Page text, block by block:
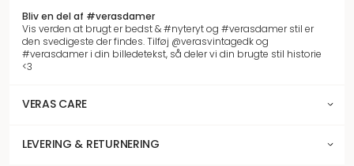
Bliv en del af #verasdamer
Vis verden at brugt er bedst & #nyteryt og #verasdamer stil er
den svedigeste der findes. Tilføj @verasvintagedk og
#verasdamer i din billedetekst, så deler vi din brugte stil historie
<3
VERAS CARE
LEVERING & RETURNERING